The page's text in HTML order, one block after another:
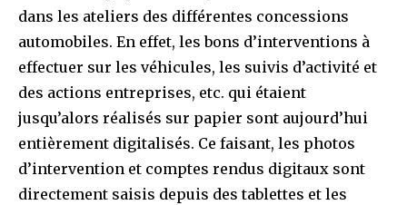
dans les ateliers des différentes concessions
automobiles. En effet, les bons d’interventions à
effectuer sur les véhicules, les suivis d’activité et
des actions entreprises, etc. qui étaient
jusqu’alors réalisés sur papier sont aujourd’hui
entièrement digitalisés. Ce faisant, les photos
d’intervention et comptes rendus digitaux sont
directement saisis depuis des tablettes et les